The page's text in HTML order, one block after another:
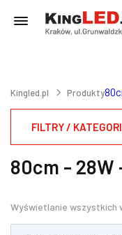
Kingled.pl Produkty
80cm - 28W
Wyświetlanie wszystkich
FILTRY /